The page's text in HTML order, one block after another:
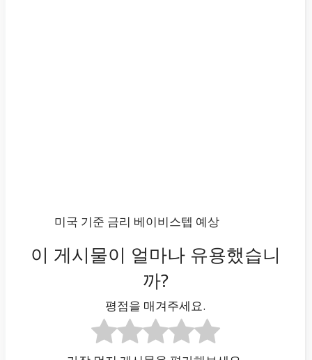
미국 기준 금리 베이비스텝 예상
이 게시물이 얼마나 유용했습니
까?
평점을 매겨주세요.